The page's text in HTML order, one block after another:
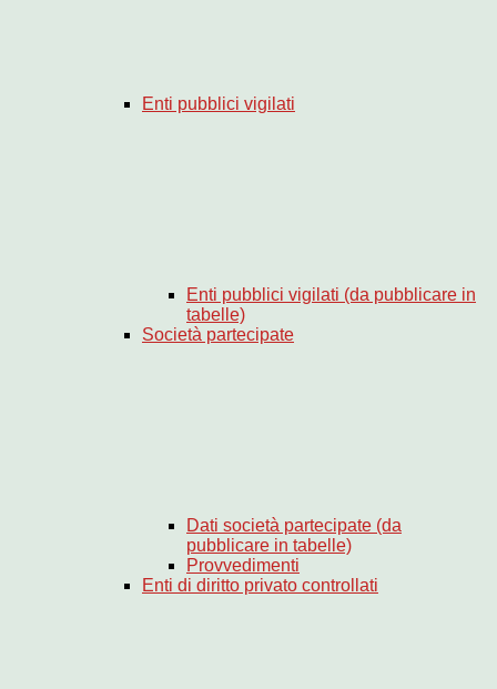
Enti pubblici vigilati
Enti pubblici vigilati (da pubblicare in
tabelle)
Società partecipate
Dati società partecipate (da
pubblicare in tabelle)
Provvedimenti
Enti di diritto privato controllati